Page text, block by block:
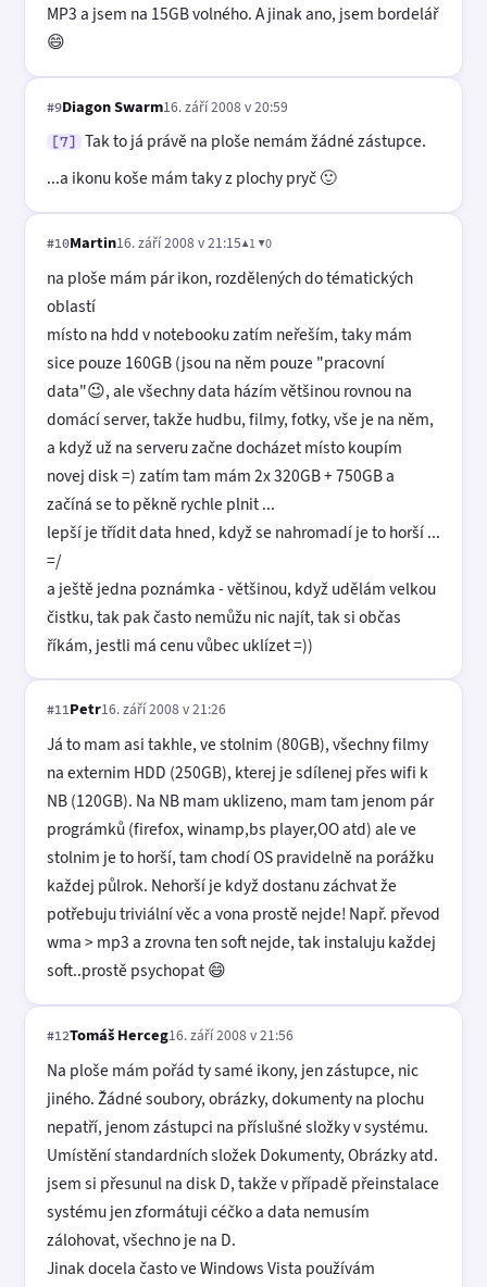
MP3 a jsem na 15GB volného. A jinak ano, jsem bordelář
😄
#9Diagon Swarm16. září 2008 v 20:59
[7]
Tak to já právě na ploše nemám žádné zástupce.
...a ikonu koše mám taky z plochy pryč 🙂
#10Martin16. září 2008 v 21:15▲1 ▼0
na ploše mám pár ikon, rozdělených do tématických
oblastí
místo na hdd v notebooku zatím neřeším, taky mám
sice pouze 160GB (jsou na něm pouze "pracovní
data"😉, ale všechny data házím většinou rovnou na
domácí server, takže hudbu, filmy, fotky, vše je na něm,
a když už na serveru začne docházet místo koupím
novej disk =) zatím tam mám 2x 320GB + 750GB a
začíná se to pěkně rychle plnit ...
lepší je třídit data hned, když se nahromadí je to horší ...
=/
a ještě jedna poznámka - většinou, když udělám velkou
čistku, tak pak často nemůžu nic najít, tak si občas
říkám, jestli má cenu vůbec uklízet =))
#11Petr16. září 2008 v 21:26
Já to mam asi takhle, ve stolnim (80GB), všechny filmy
na externim HDD (250GB), kterej je sdílenej přes wifi k
NB (120GB). Na NB mam uklizeno, mam tam jenom pár
prográmků (firefox, winamp,bs player,OO atd) ale ve
stolnim je to horší, tam chodí OS pravidelně na porážku
každej půlrok. Nehorší je když dostanu záchvat že
potřebuju triviální věc a vona prostě nejde! Např. převod
wma > mp3 a zrovna ten soft nejde, tak instaluju každej
soft..prostě psychopat 😄
#12Tomáš Herceg16. září 2008 v 21:56
Na ploše mám pořád ty samé ikony, jen zástupce, nic
jiného. Žádné soubory, obrázky, dokumenty na plochu
nepatří, jenom zástupci na příslušné složky v systému.
Umístění standardních složek Dokumenty, Obrázky atd.
jsem si přesunul na disk D, takže v případě přeinstalace
systému jen zformátuji céčko a data nemusím
zálohovat, všechno je na D.
Jinak docela často ve Windows Vista používám